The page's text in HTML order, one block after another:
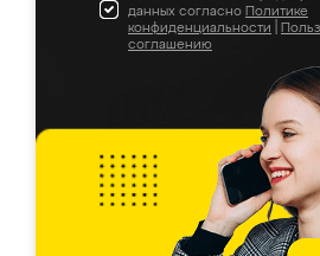
данных согласно Политике
конфиденциальности
соглашению